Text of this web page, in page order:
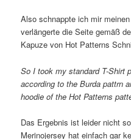
Also schnappte ich mir
verlängerte die Seite gemäß
Kapuze von Hot Patterns
So I took my standard T-Shirt
according to the Burda pattrn
hoodie of the Hot Patterns
Das Ergebnis ist leider nicht
Merinojersey hat einfach gar